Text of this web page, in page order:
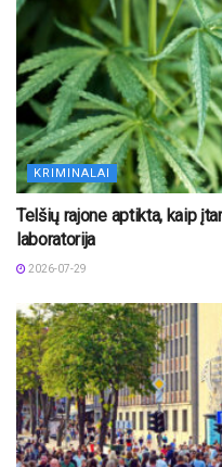
KRIMINALAI
Telšių rajone aptikta, kaip
laboratorija
2026-07-29